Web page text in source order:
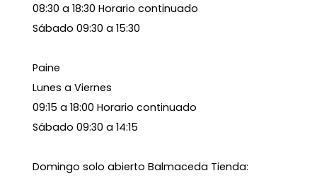
08:30 a 18:30 Horario continuado
Sábado 09:30 a 15:30
Paine
Lunes a Viernes
09:15 a 18:00 Horario continuado
Sábado 09:30 a 14:15
Domingo solo abierto Balmaceda Tienda: